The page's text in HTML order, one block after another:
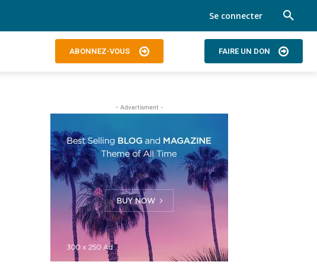
Se connecter
ABONNEZ-VOUS FAIRE UN DON
- Advertisment -